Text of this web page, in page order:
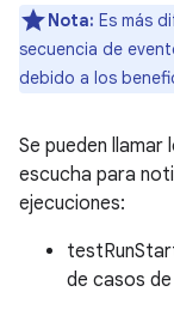
Nota: Es más
secuencia de
debido a los
Se pueden
escucha para
ejecuciones:
de casos